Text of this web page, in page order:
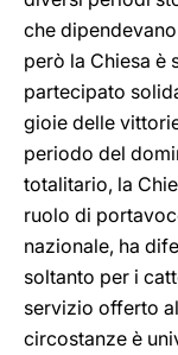
che
però la Chiesa è
partecipato
gioie delle
periodo del
totalitario, la
ruolo di
nazionale, ha
soltanto per i
servizio offerto
circostanze è